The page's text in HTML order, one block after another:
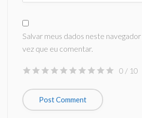
Salvar meus dados neste
vez que eu comentar.
0 / 10